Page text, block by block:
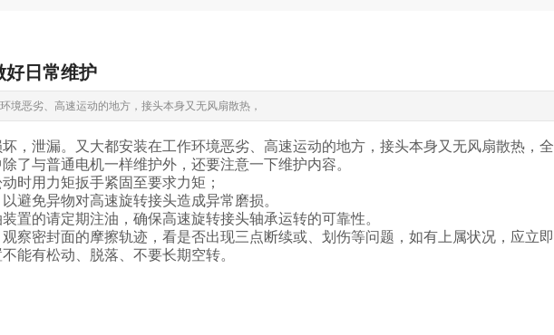
好日常维护
恶劣、高速运动的地方，接头本身又无风扇散热，
，泄漏。又大都安装在工作环境恶劣、高速运动的地方，接头本身又无风扇散热，
了与普通电机一样维护外，还要注意一下维护内容。
时用力矩扳手紧固至要求力矩；
避免异物对高速旋转接头造成异常磨损。
置的请定期注油，确保高速旋转接头轴承运转的可靠性。
察密封面的摩擦轨迹，看是否出现三点断续或、划伤等问题，如有上属状况，应立
能有松动、脱落、不要长期空转。